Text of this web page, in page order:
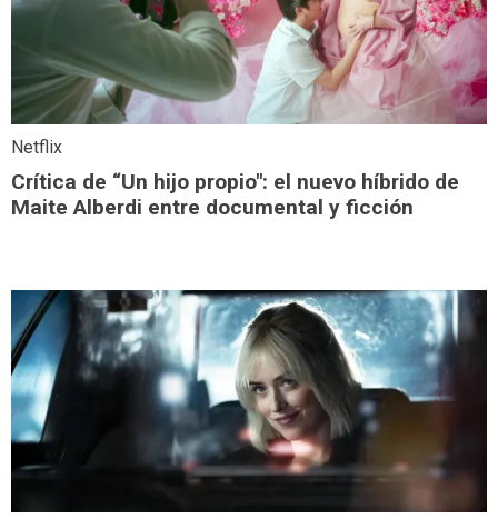
Netflix
Crítica de “Un hijo propio": el nuevo híbrido de
Maite Alberdi entre documental y ficción